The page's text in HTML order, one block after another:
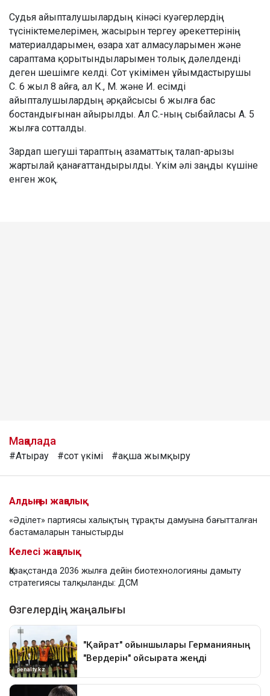
Судья айыпталушылардың кінәсі куәгерлердің
түсініктемелерімен, жасырын тергеу әрекеттерінің
материалдарымен, өзара хат алмасуларымен және
сараптама қорытындыларымен толық дәлелденді
деген шешімге келді. Сот үкімімен ұйымдастырушы
С. 6 жыл 8 айға, ал К., М. және И. есімді
айыпталушылардың әрқайсысы 6 жылға бас
бостандығынан айырылды. Ал С.-ның сыбайласы А. 5
жылға сотталды.
Зардап шегуші тараптың азаматтық талап-арызы
жартылай қанағаттандырылды. Үкім әлі заңды күшіне
енген жоқ.
Мақалада
#Атырау #сот үкімі #ақша жымқыру
Алдыңғы жаңалық
«Әділет» партиясы халықтың тұрақты дамуына бағытталған
бастамаларын таныстырды
Келесі жаңалық
Қазақстанда 2036 жылға дейін биотехнологияны дамыту
стратегиясы талқыланды: ДСМ